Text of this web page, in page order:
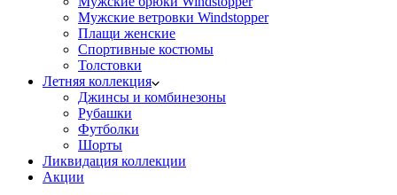
Мужские ветровки Windstopper
Плащи женские
Спортивные костюмы
Толстовки
Летняя коллекция
Джинсы и комбинезоны
Рубашки
Футболки
Шорты
Ликвидация коллекции
Акции